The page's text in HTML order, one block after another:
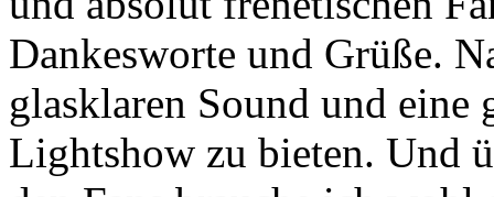
Dankesworte und Grüße.
glasklaren Sound und eine
Lightshow zu bieten. Und